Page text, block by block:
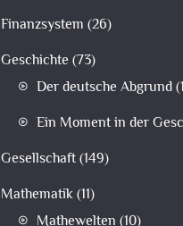
Finanzsystem (26)
Geschichte (73)
Der deutsche Abgrund
Ein Moment in der
Gesellschaft(149)
Mathematik(11)